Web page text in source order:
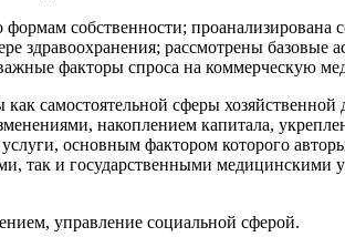
собственности; проанализирована
здравоохранения; рассмотрены базовые
факторы спроса на коммерческую
самостоятельной сферы хозяйственной
накоплением капитала,
основным фактором которого
так и государственными медицинскими
управление социальной сферой.